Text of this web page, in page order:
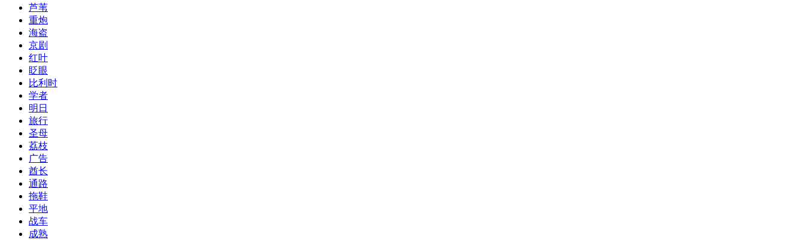
芦苇
重炮
海盗
京剧
红叶
眨眼
比利时
学者
明日
旅行
圣母
荔枝
广告
酋长
通路
拖鞋
平地
战车
成熟